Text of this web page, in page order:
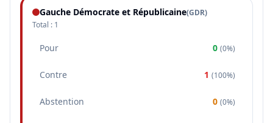
Gauche Démocrate et Républicaine(GDR)
Total : 1
Pour 0 (0%)
Contre 1 (100%)
Abstention 0 (0%)